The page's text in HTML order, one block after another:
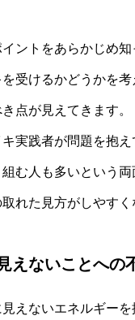
ントをあらかじめ知
受けるかどうかを
点が見えてきます。
実践者が問題を抱
む人も多いという
れた見方がしやすく
えないことへの
えないエネルギー